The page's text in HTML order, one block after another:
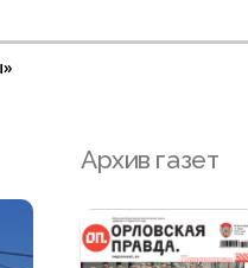
Архив газет